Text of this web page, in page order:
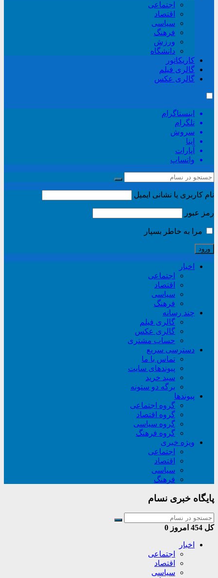
اجتماعی
اقتصاد
سیاسی
فرهنگ
ورزش
دانشگاه
کاریکاتور
گالری فیلم
گالری عکس
اینستاگرام
تلگرام
سروش
ایتا
آپارات
واتساپ
نام کاربری یا نشانی ایمیل
رمز عبور
مرا به خاطر بسپار
اخبار
اجتماعی
اقتصاد
سیاسی
فرهنگ
چند رسانه
گالری فیلم
گالری عکس
حساب مشتری
دسترسی سریع
تماس با ما
پیوندهای سایت
سبد خريد
برگه دو ستونه
پیوندها
گروه اجتماعی
گروه اقتصاد
گروه سیاسی
گروه فرهنگ
ویژه خبری
اجتماعی
اقتصاد
سیاسی
فرهنگ
پایگاه خبری نسام
کل امروز 0
اخبار
اجتماعی
اقتصاد
سیاسی